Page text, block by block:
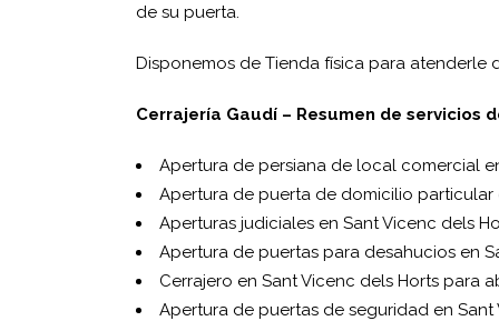
de su puerta.
Disponemos de Tienda física para atenderle
Cerrajería Gaudí – Resumen de servicios
Apertura de persiana de local comercial
Apertura de puerta de domicilio particular
Aperturas judiciales en Sant Vicenc dels
Apertura de puertas para desahucios en
Cerrajero en Sant Vicenc dels Horts para
Apertura de puertas de seguridad en Sant